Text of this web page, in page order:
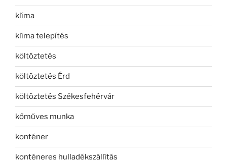
klíma
klíma telepítés
költöztetés
költöztetés Érd
költöztetés Székesfehérvár
kőműves munka
konténer
konténeres hulladékszállítás